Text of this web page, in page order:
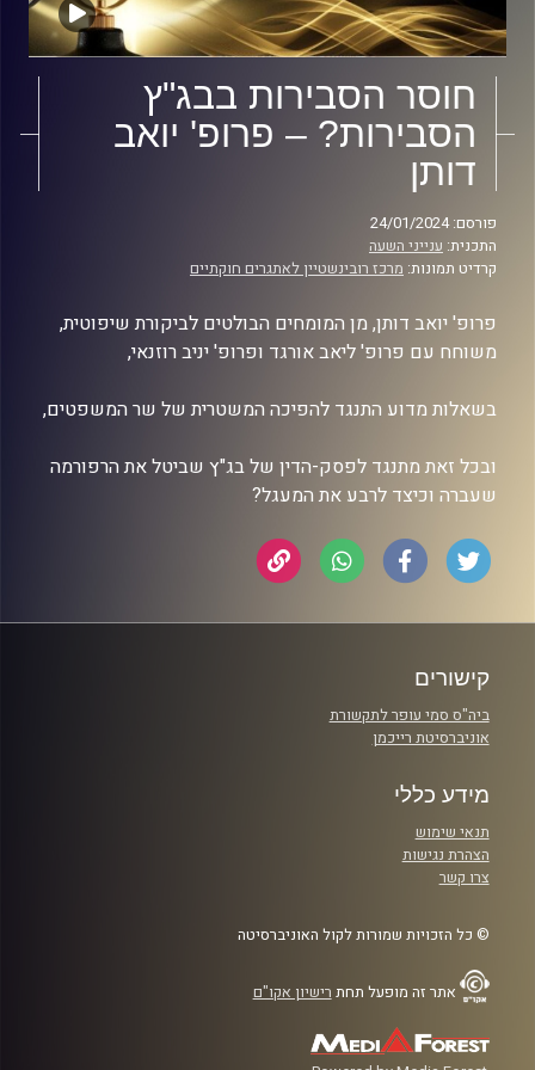
חוסר הסבירות בבג"ץ
הסבירות? – פרופ' יואב
דותן
פורסם: 24/01/2024
התכנית: ענייני השעה
קרדיט תמונות: מרכז רובינשטיין לאתגרים חוקתיים
פרופ' יואב דותן, מן המומחים הבולטים לביקורת שיפוטית,
משוחח עם פרופ' ליאב אורגד ופרופ' יניב רוזנאי,
בשאלות מדוע התנגד להפיכה המשטרית של שר המשפטים,
ובכל זאת מתנגד לפסק-הדין של בג"ץ שביטל את הרפורמה
שעברה וכיצד לרבע את המעגל?
קישורים
ביה"ס סמי עופר לתקשורת
אוניברסיטת רייכמן
מידע כללי
תנאי שימוש
הצהרת נגישות
צרו קשר
© כל הזכויות שמורות לקול האוניברסיטה
אתר זה מופעל תחת רישיון אקו"ם